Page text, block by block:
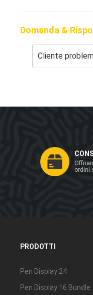
Domanda &
ordini
PRODOTTI
Pen Display 24
Pen Display 16 Bundle